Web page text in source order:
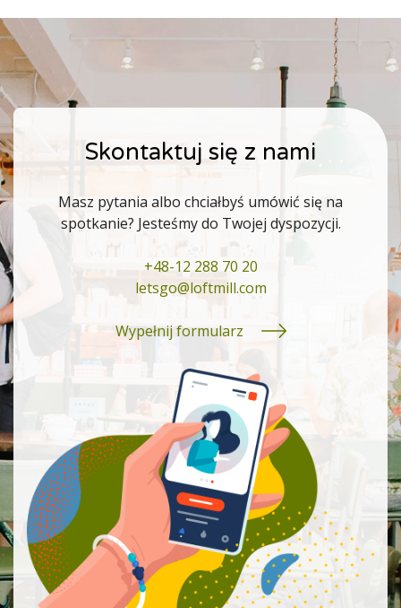
Skontaktuj się z nami
Masz pytania albo chciałbyś umówić się na
spotkanie? Jesteśmy do Twojej dyspozycji.
+48-12 288 70 20
letsgo@loftmill.com
Wypełnij formularz